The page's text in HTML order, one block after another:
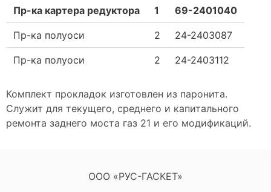
Пр-ка картера редуктора
1 69-2401040
Пр-ка полуоси 2 24-2403087
Пр-ка полуоси 2 24-2403112
Комплект прокладок изготовлен из паронита.
Служит для текущего, среднего и капитального
ремонта заднего моста газ 21 и его модификаций.
ООО «РУС-ГАСКЕТ»